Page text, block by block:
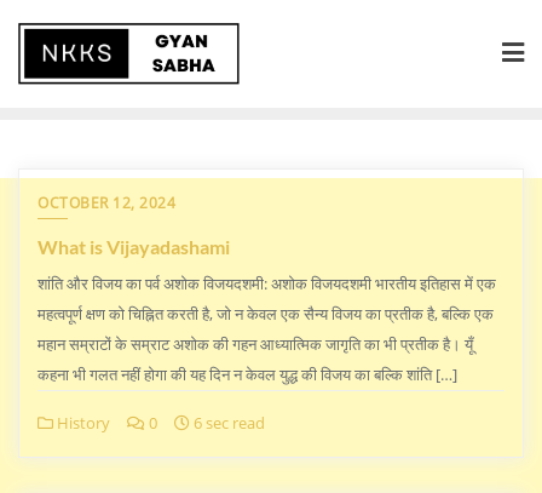
OCTOBER 12, 2024
What is Vijayadashami
शांति और विजय का पर्व अशोक विजयदशमी: अशोक विजयदशमी भारतीय इतिहास में एक
महत्वपूर्ण क्षण को चिह्नित करती है, जो न केवल एक सैन्य विजय का प्रतीक है, बल्कि एक
महान सम्राटों के सम्राट अशोक की गहन आध्यात्मिक जागृति का भी प्रतीक है। यूँ
कहना भी गलत नहीं होगा की यह दिन न केवल युद्ध की विजय का बल्कि शांति […]
History 0 6 sec read